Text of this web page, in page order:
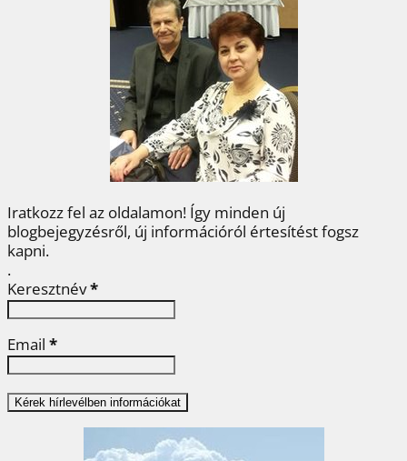
b
o
k
t
e
r
e
e
s
t
e
d
I
n
a
e
g
Iratkozz fel az oldalamon! Így minden új
blogbejegyzésről, új információról értesítést fogsz
kapni.
.
Keresztnév*
Email *